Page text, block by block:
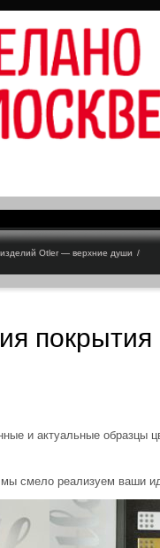
Otler — верхние души /
и актуальные образцы
смело реализуем ваши